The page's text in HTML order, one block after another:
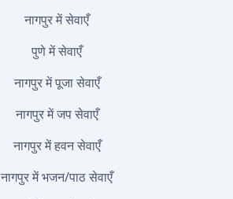
नागपुर में सेवाएँ
पुणे में सेवाएँ
नागपुर में पूजा सेवाएँ
नागपुर में जप सेवाएँ
नागपुर में हवन सेवाएँ
नागपुर में भजन/पाठ सेवाएँ